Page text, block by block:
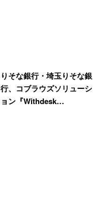
りそな銀行・埼玉りそな銀
行、コブラウズソリューシ
ョン『Withdesk…